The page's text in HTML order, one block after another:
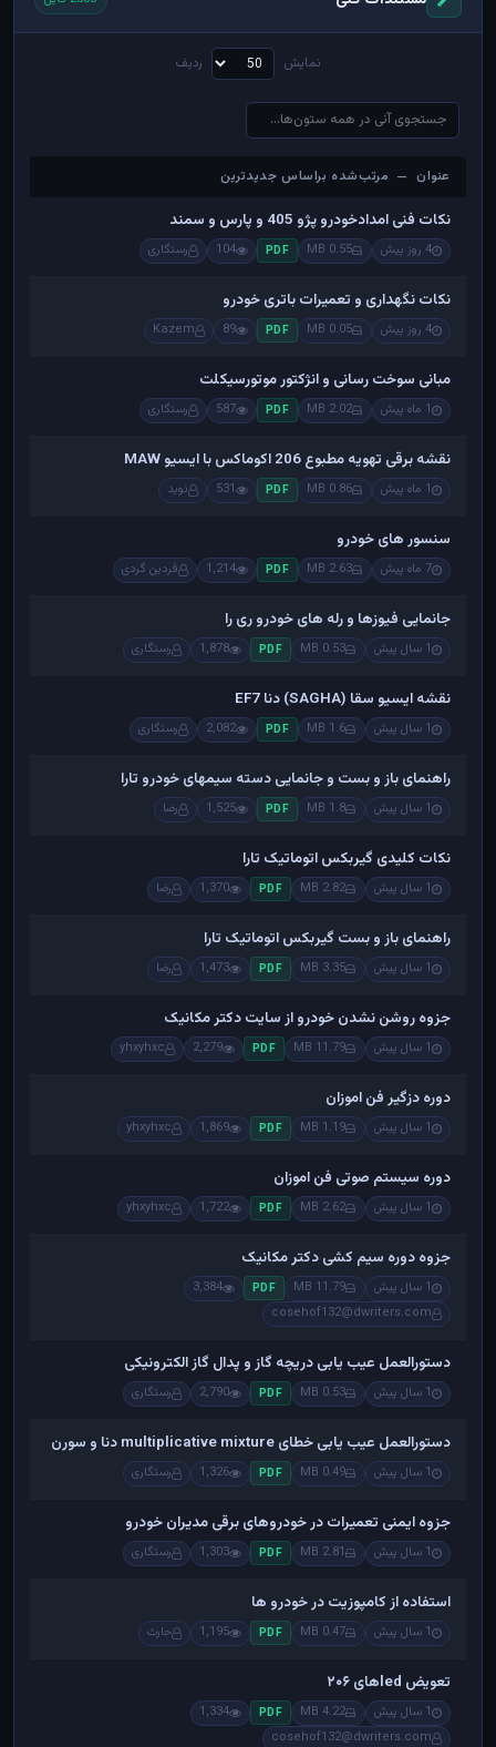
نمایش ردیف
عنوان — مرتب‌شده براساس جدیدترین
عنوان — مرتب‌شده براساس جدیدترین
نکات فنی امدادخودرو پژو 405 و پارس و سمند
4 روز پیش 0.55 MB
PDF
104 رستگاری
نکات نگهداری و تعمیرات باتری خودرو
4 روز پیش 0.05 MB
PDF
89
Kazem
مبانی سوخت رسانی و انژکتور موتورسیکلت
1 ماه پیش 2.02 MB
PDF
587 رستگاری
نقشه برقی تهویه مطبوع 206 اکوماکس با ایسیو MAW
1 ماه پیش 0.86 MB
PDF
531 نوید
سنسور های خودرو
7 ماه پیش 2.63 MB
PDF
1,214 فردین گردی
جانمایی فیوزها و رله های خودرو ری را
1 سال پیش 0.53 MB
PDF
1,878 رستگاری
نقشه ایسیو سقا (SAGHA) دنا EF7
1 سال پیش 1.6 MB
PDF
2,082 رستگاری
راهنمای باز و بست و جانمایی دسته سیمهای خودرو تارا
1 سال پیش 1.8 MB
PDF
1,525 رضا
نکات کلیدی گیربکس اتوماتیک تارا
1 سال پیش 2.82 MB
PDF
1,370 رضا
راهنمای باز و بست گیربکس اتوماتیک تارا
1 سال پیش 3.35 MB
PDF
1,473 رضا
جزوه روشن نشدن خودرو از سایت دکتر مکانیک
1 سال پیش 11.79 MB
PDF
2,279
yhxyhxc
دوره دزگیر فن اموزان
1 سال پیش 1.19 MB
PDF
1,869
yhxyhxc
دوره سیستم صوتی فن اموزان
1 سال پیش 2.62 MB
PDF
1,722
yhxyhxc
جزوه دوره سیم کشی دکتر مکانیک
1 سال پیش 11.79 MB
PDF
3,384
cosehof132@dwriters.com
دستورالعمل عیب یابی دریچه گاز و پدال گاز الکترونیکی
1 سال پیش 0.53 MB
PDF
2,790 رستگاری
دستورالعمل عیب یابی خطای multiplicative mixture دنا و سورن
1 سال پیش 0.49 MB
PDF
1,326 رستگاری
جزوه ایمنی تعمیرات در خودروهای برقی مدیران خودرو
1 سال پیش 2.81 MB
PDF
1,303 رستگاری
استفاده از کامپوزیت در خودرو ها
1 سال پیش 0.47 MB
PDF
1,195 حارث
تعویض ledهای ۲۰۶
1 سال پیش 4.22 MB
PDF
1,334
cosehof132@dwriters.com